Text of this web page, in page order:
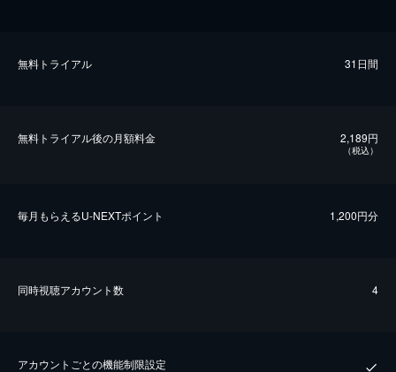
無料トライアル 31日間
無料トライアル後の⽉額料金 2,189円
（税込）
毎⽉もらえるU-NEXTポイント 1,200円分
同時視聴アカウント数 4
アカウントごとの機能制限設定